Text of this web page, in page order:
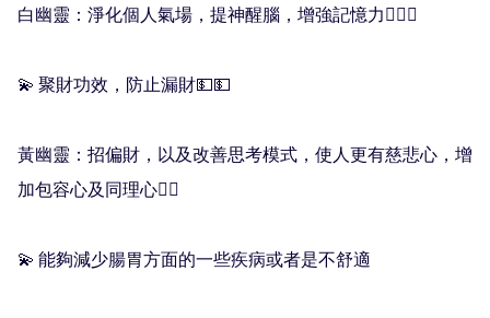
白幽靈：淨化個人氣場，提神醒腦，增強記憶力🧘🏻‍♀️
💫 聚財功效，防止漏財💵💵
黃幽靈：招偏財，以及改善思考模式，使人更有慈悲心，增
加包容心及同理心🤼‍♀️
💫 能夠減少腸胃方面的一些疾病或者是不舒適